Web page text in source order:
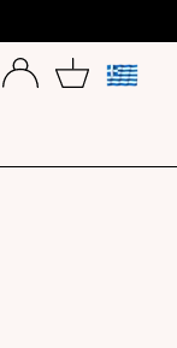
TAAL